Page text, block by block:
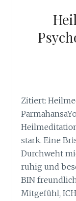
Zitiert:
stark. Eine
Durchweht
ruhig und
BIN
Mitgefühl,